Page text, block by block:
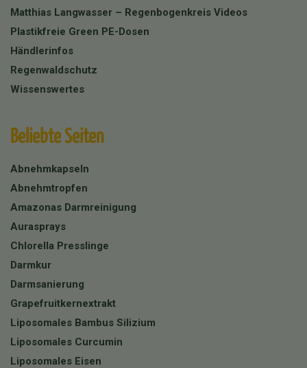
Matthias Langwasser – Regenbogenkreis Videos
Plastikfreie Green PE-Dosen
Händlerinfos
Regenwaldschutz
Wissenswertes
Beliebte Seiten
Abnehmkapseln
Abnehmtropfen
Amazonas Darmreinigung
Aurasprays
Chlorella Presslinge
Darmkur
Darmsanierung
Grapefruitkernextrakt
Liposomales Bambus Silizium
Liposomales Curcumin
Liposomales Eisen